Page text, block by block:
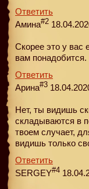
Ответить
Амина#2
Скорее это у вас
вам понадобится.
Ответить
Арина#3
Нет, ты видишь
складываются в
твоем случает,
видишь только
Ответить
SERGEY#4